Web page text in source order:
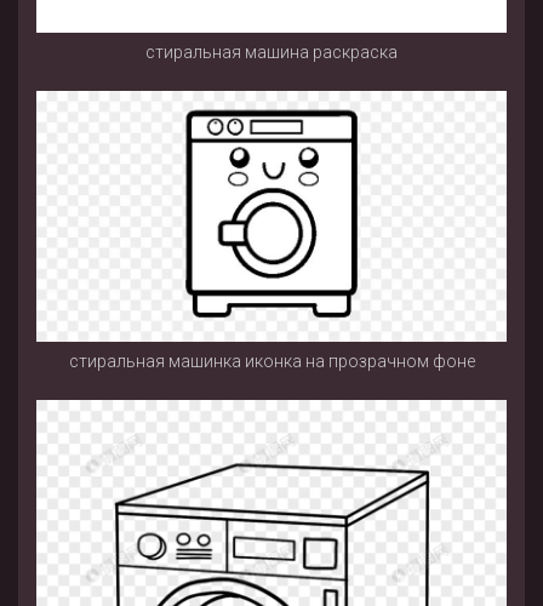
стиральная машина раскраска
стиральная машинка иконка на прозрачном фоне